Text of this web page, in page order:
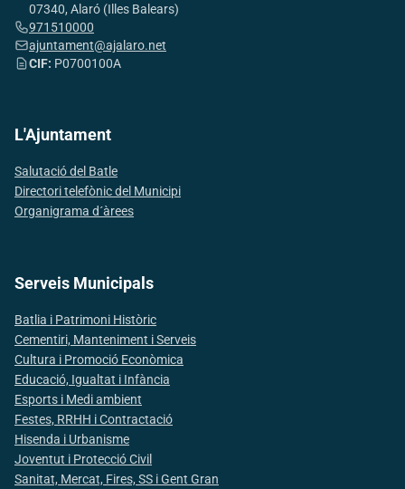
07340, Alaró (Illes Balears)
971510000
ajuntament@ajalaro.net
CIF: P0700100A
L'Ajuntament
Salutació del Batle
Directori telefònic del Municipi
Organigrama d´àrees
Serveis Municipals
Batlia i Patrimoni Històric
Cementiri, Manteniment i Serveis
Cultura i Promoció Econòmica
Educació, Igualtat i Infància
Esports i Medi ambient
Festes, RRHH i Contractació
Hisenda i Urbanisme
Joventut i Protecció Civil
Sanitat, Mercat, Fires, SS i Gent Gran